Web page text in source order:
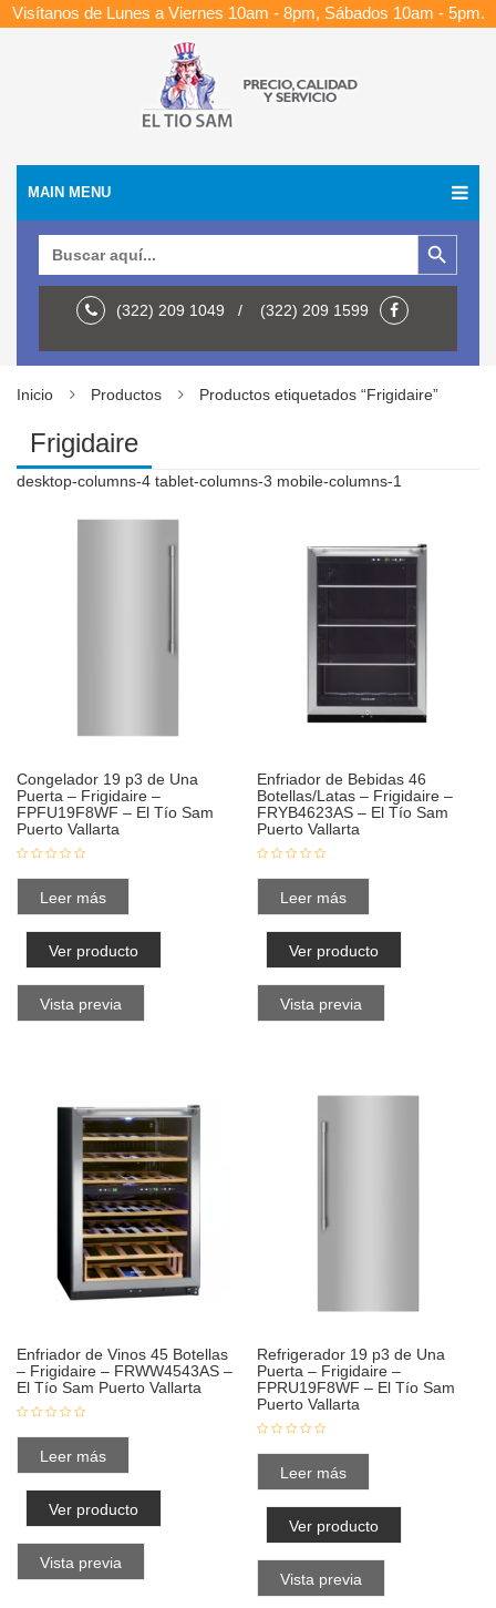
Visítanos de Lunes a Viernes 10am - 8pm, Sábados 10am - 5pm.
MAIN MENU
Botón de búsqueda
(322) 209 1049 / (322) 209 1599
Inicio Productos Productos etiquetados “Frigidaire”
Frigidaire
desktop-columns-4 tablet-columns-3 mobile-columns-1
Congelador 19 p3 de Una
Puerta – Frigidaire –
FPFU19F8WF – El Tío Sam
Puerto Vallarta
Leer más
Ver producto
Vista previa
Enfriador de Bebidas 46
Botellas/Latas – Frigidaire –
FRYB4623AS – El Tío Sam
Puerto Vallarta
Leer más
Ver producto
Vista previa
Enfriador de Vinos 45 Botellas
– Frigidaire – FRWW4543AS –
El Tío Sam Puerto Vallarta
Leer más
Ver producto
Vista previa
Refrigerador 19 p3 de Una
Puerta – Frigidaire –
FPRU19F8WF – El Tío Sam
Puerto Vallarta
Leer más
Ver producto
Vista previa